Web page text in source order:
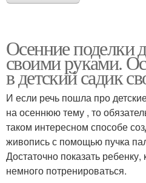
Осенние поделки
своими руками.
в детский садик
И если речь пошла про
на осеннюю тему , то
таком интересном способе
живопись с помощью пучка
Достаточно показать ребенку,
немного потренироваться.